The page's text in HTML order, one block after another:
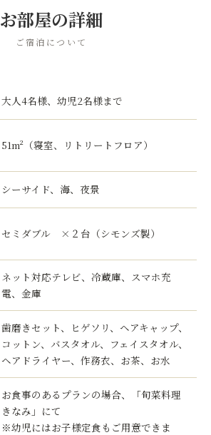
お部屋の詳細
ご宿泊について
大人4名様、幼児2名様まで
51m²（寝室、リトリートフロア）
シーサイド、海、夜景
セミダブル ×２台（シモンズ製）
ネット対応テレビ、冷蔵庫、スマホ充
電、金庫
歯磨きセット、ヒゲソリ、ヘアキャップ、
コットン、バスタオル、フェイスタオル、
ヘアドライヤー、作務衣、お茶、お水
お食事のあるプランの場合、「旬菜料理
きなみ」にて
※幼児にはお子様定食もご用意できま